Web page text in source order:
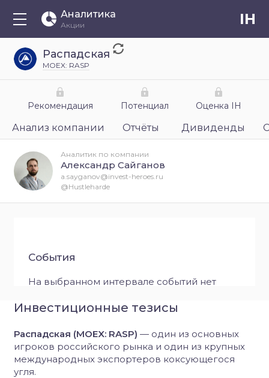
Аналитика
Акции IH
Распадская
MOEX: RASP
Рекомендация Потенциал Оценка IH
Анализ компании Отчёты Дивиденды
События
На выбранном интервале событий нет
Инвестиционные тезисы
Распадская (MOEX: RASP) — один из основных
игроков российского рынка и один из крупных
международных экспортеров коксующегося
угля.
Аналитик по компании
Александр Сайганов
a.sayganov@invest-heroes.ru
@Hustleharde